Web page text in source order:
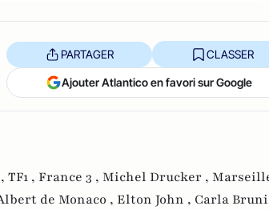
PARTAGER CLASSER
Ajouter Atlantico en favori sur Google
TF1 , France 3 , Michel Drucker ,
de Monaco , Elton John , Carla